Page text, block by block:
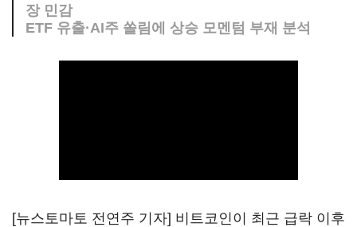
장 민감
ETF 유출·AI주 쏠림에 상승 모멘텀 부재 분석
[뉴스토마토 전연주 기자] 비트코인이 최근 급락 이후